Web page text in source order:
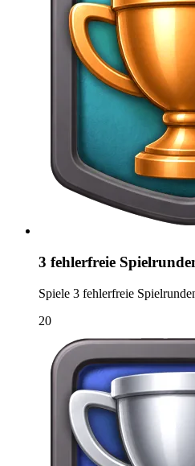
3 fehlerfreie
Spiele 3 fehlerfreie
20